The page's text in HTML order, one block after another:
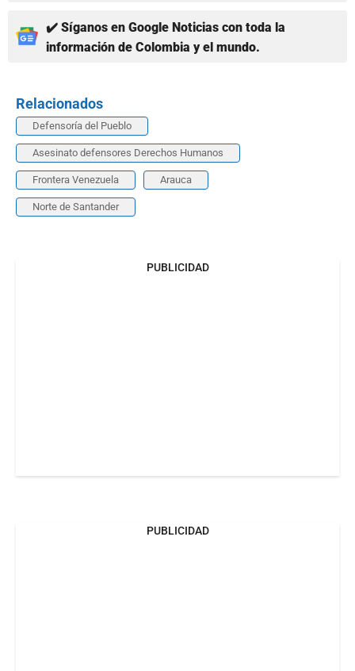
✔️ Síganos en Google Noticias con toda la
información de Colombia y el mundo.
Relacionados
Defensoría del Pueblo
Asesinato defensores Derechos Humanos
Frontera Venezuela Arauca
Norte de Santander
PUBLICIDAD
PUBLICIDAD